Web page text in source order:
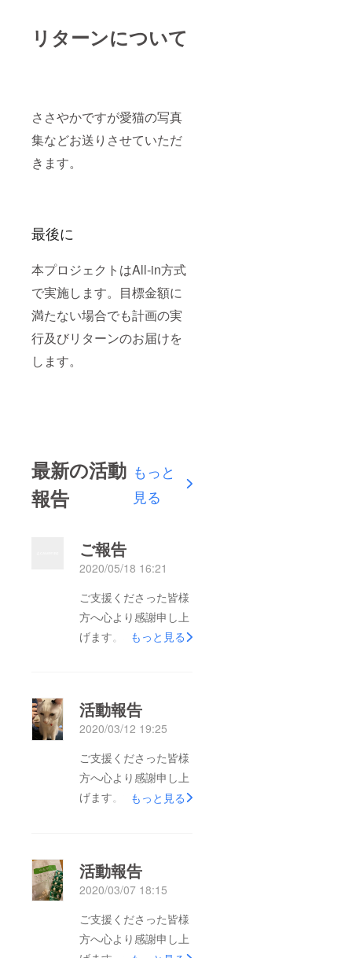
リターンについて
ささやかですが愛猫の写真
集などお送りさせていただ
きます。
最後に
本プロジェクトはAll-in方式
で実施します。目標金額に
満たない場合でも計画の実
行及びリターンのお届けを
します。
最新の活動
報告
もっと
見る
ご報告
2020/05/18 16:21
ご支援くださった皆様
方へ心より感謝申し上
げます。本日は皆様に
かったので急遽かかり
つけの病院へ。心筋症
の薬として出されてい
た利尿剤のせいで腎不
全を起こしてしまって
い悪循環になってしま
いますが、腎不全の症
状も放っておけないと
のことで様子を見なが
らこれから点滴通院す
もっと見る
活動報告
2020/03/12 19:25
ご支援くださった皆様
方へ心より感謝申し上
げます。活動報告にな
のではないかというこ
とでレントゲンを撮っ
てもらったところ、や
はり軽い肺水腫を起こ
していました。心原性
もっと見る
活動報告
2020/03/07 18:15
ご支援くださった皆様
方へ心より感謝申し上